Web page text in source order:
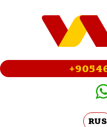
RUS